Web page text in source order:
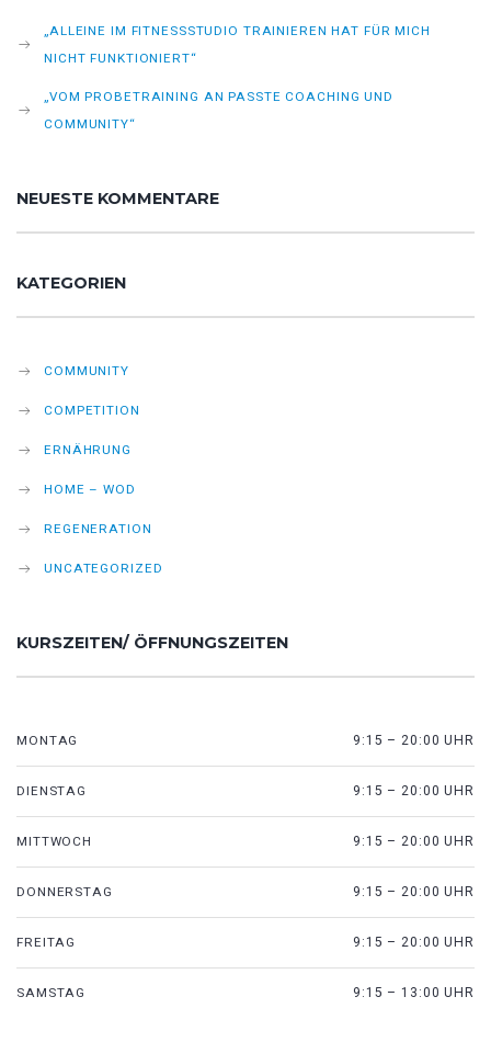
„ALLEINE IM FITNESSSTUDIO TRAINIEREN HAT FÜR MICH
NICHT FUNKTIONIERT“
„VOM PROBETRAINING AN PASSTE COACHING UND
COMMUNITY“
NEUESTE KOMMENTARE
KATEGORIEN
COMMUNITY
COMPETITION
ERNÄHRUNG
HOME – WOD
REGENERATION
UNCATEGORIZED
KURSZEITEN/ ÖFFNUNGSZEITEN
MONTAG 9:15 – 20:00 UHR
DIENSTAG 9:15 – 20:00 UHR
MITTWOCH 9:15 – 20:00 UHR
DONNERSTAG 9:15 – 20:00 UHR
FREITAG 9:15 – 20:00 UHR
SAMSTAG 9:15 – 13:00 UHR